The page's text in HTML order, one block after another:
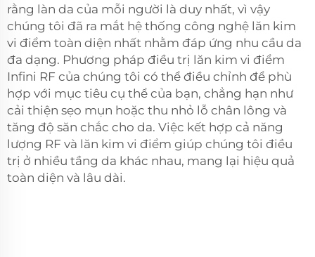
rằng làn da của mỗi người là duy nhất, vì vậy
chúng tôi đã ra mắt hệ thống công nghệ lăn kim
vi điểm toàn diện nhất nhằm đáp ứng nhu cầu da
đa dạng. Phương pháp điều trị lăn kim vi điểm
Infini RF của chúng tôi có thể điều chỉnh để phù
hợp với mục tiêu cụ thể của bạn, chẳng hạn như
cải thiện sẹo mụn hoặc thu nhỏ lỗ chân lông và
tăng độ săn chắc cho da. Việc kết hợp cả năng
lượng RF và lăn kim vi điểm giúp chúng tôi điều
trị ở nhiều tầng da khác nhau, mang lại hiệu quả
toàn diện và lâu dài.